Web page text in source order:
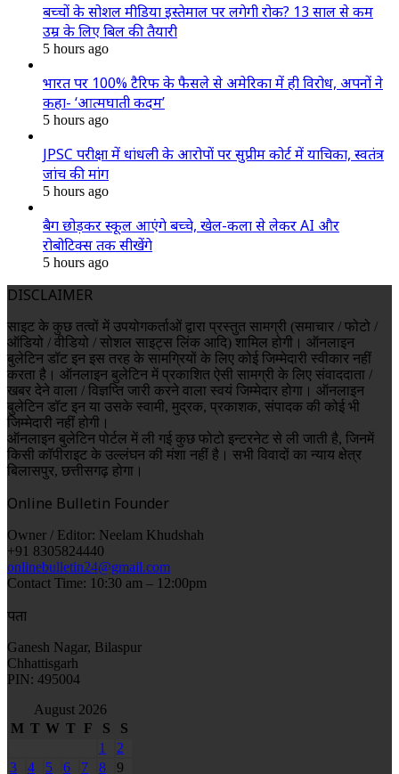
बच्चों के सोशल मीडिया इस्तेमाल पर लगेगी रोक? 13 साल से कम
उम्र के लिए बिल की तैयारी
5 hours ago
भारत पर 100% टैरिफ के फैसले से अमेरिका में ही विरोध, अपनों ने
कहा- ‘आत्मघाती कदम’
5 hours ago
JPSC परीक्षा में धांधली के आरोपों पर सुप्रीम कोर्ट में याचिका, स्वतंत्र
जांच की मांग
5 hours ago
बैग छोड़कर स्कूल आएंगे बच्चे, खेल-कला से लेकर AI और
रोबोटिक्स तक सीखेंगे
5 hours ago
DISCLAIMER
साइट के कुछ तत्वों में उपयोगकर्ताओं द्वारा प्रस्तुत सामग्री (समाचार / फोटो /
ऑडियो / वीडियो / सोशल साइट्स लिंक आदि) शामिल होगी। ऑनलाइन
बुलेटिन डॉट इन इस तरह के सामग्रियों के लिए कोई जिम्मेदारी स्वीकार नहीं
करता है। ऑनलाइन बुलेटिन में प्रकाशित ऐसी सामग्री के लिए संवाददाता /
खबर देने वाला / विज्ञप्ति जारी करने वाला स्वयं जिम्मेदार होगा। ऑनलाइन
बुलेटिन डॉट इन या उसके स्वामी, मुद्रक, प्रकाशक, संपादक की कोई भी
जिम्मेदारी नहीं होगी।
ऑनलाइन बुलेटिन पोर्टल में ली गई कुछ फोटो इन्टरनेट से ली जाती है, जिनमें
किसी कॉपीराइट के उल्लंघन की मंशा नहीं है। सभी विवादों का न्याय क्षेत्र
बिलासपुर, छत्तीसगढ़ होगा।
Online Bulletin Founder
Owner / Editor: Neelam Khudshah
+91 8305824440
onlinebulletin24@gmail.com
Contact Time: 10:30 am – 12:00pm
पता
Ganesh Nagar, Bilaspur
Chhattisgarh
PIN: 495004
August 2026
M T W T F S
S
1
2
3
4 5 6 7 8
9